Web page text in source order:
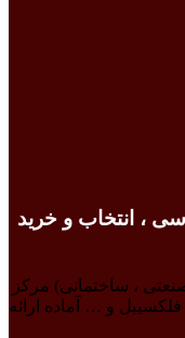
، انتخاب و خرید
، ساختمانی) مرکز
و … آماده ارائه